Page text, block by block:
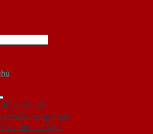
CHÁY
Gỗ Chống Cháy
nhôm vân gỗ